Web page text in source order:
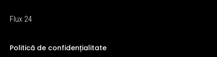
Flux 24
Politică de confidențialitate